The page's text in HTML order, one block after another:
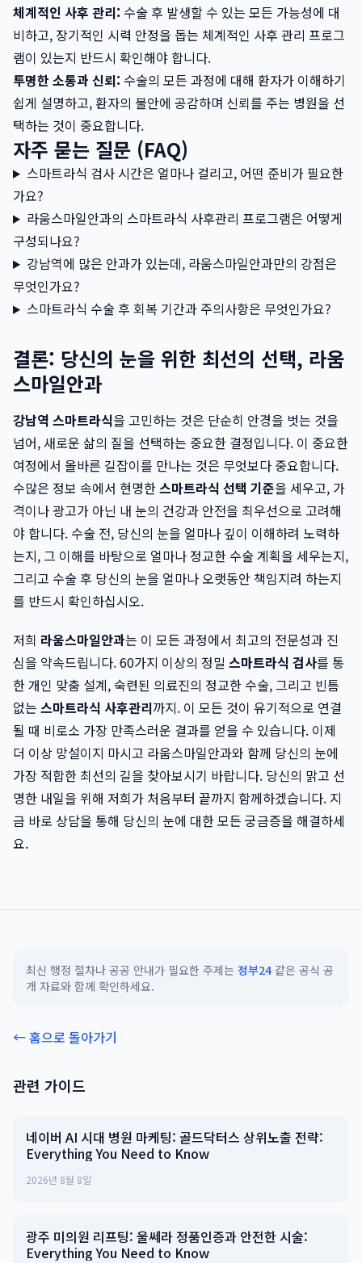
체계적인 사후 관리: 수술 후 발생할 수 있는 모든 가능성에 대
비하고, 장기적인 시력 안정을 돕는 체계적인 사후 관리 프로그
램이 있는지 반드시 확인해야 합니다.
투명한 소통과 신뢰: 수술의 모든 과정에 대해 환자가 이해하기
쉽게 설명하고, 환자의 불안에 공감하며 신뢰를 주는 병원을 선
택하는 것이 중요합니다.
자주 묻는 질문 (FAQ)
스마트라식 검사 시간은 얼마나 걸리고, 어떤 준비가 필요한
가요?
라움스마일안과의 스마트라식 사후관리 프로그램은 어떻게
구성되나요?
강남역에 많은 안과가 있는데, 라움스마일안과만의 강점은
무엇인가요?
스마트라식 수술 후 회복 기간과 주의사항은 무엇인가요?
결론: 당신의 눈을 위한 최선의 선택, 라움
스마일안과
강남역 스마트라식을 고민하는 것은 단순히 안경을 벗는 것을
넘어, 새로운 삶의 질을 선택하는 중요한 결정입니다. 이 중요한
여정에서 올바른 길잡이를 만나는 것은 무엇보다 중요합니다.
수많은 정보 속에서 현명한스마트라식 선택 기준을 세우고, 가
격이나 광고가 아닌 내 눈의 건강과 안전을 최우선으로 고려해
야 합니다. 수술 전, 당신의 눈을 얼마나 깊이 이해하려 노력하
는지, 그 이해를 바탕으로 얼마나 정교한 수술 계획을 세우는지,
그리고 수술 후 당신의 눈을 얼마나 오랫동안 책임지려 하는지
를 반드시 확인하십시오.
저희 라움스마일안과는 이 모든 과정에서 최고의 전문성과 진
심을 약속드립니다. 60가지 이상의 정밀 스마트라식 검사를 통
한 개인 맞춤 설계, 숙련된 의료진의 정교한 수술, 그리고 빈틈
없는 스마트라식 사후관리까지. 이 모든 것이 유기적으로 연결
될 때 비로소 가장 만족스러운 결과를 얻을 수 있습니다. 이제
더 이상 망설이지 마시고 라움스마일안과와 함께 당신의 눈에
가장 적합한 최선의 길을 찾아보시기 바랍니다. 당신의 맑고 선
명한 내일을 위해 저희가 처음부터 끝까지 함께하겠습니다. 지
금 바로 상담을 통해 당신의 눈에 대한 모든 궁금증을 해결하세
요.
최신 행정 절차나 공공 안내가 필요한 주제는 정부24 같은 공식 공
개 자료와 함께 확인하세요.
← 홈으로 돌아가기
관련 가이드
네이버 AI 시대 병원 마케팅: 골드닥터스 상위노출 전략:
Everything You Need to Know
2026년 8월 8일
광주 미의원 리프팅: 울쎄라 정품인증과 안전한 시술:
Everything You Need to Know